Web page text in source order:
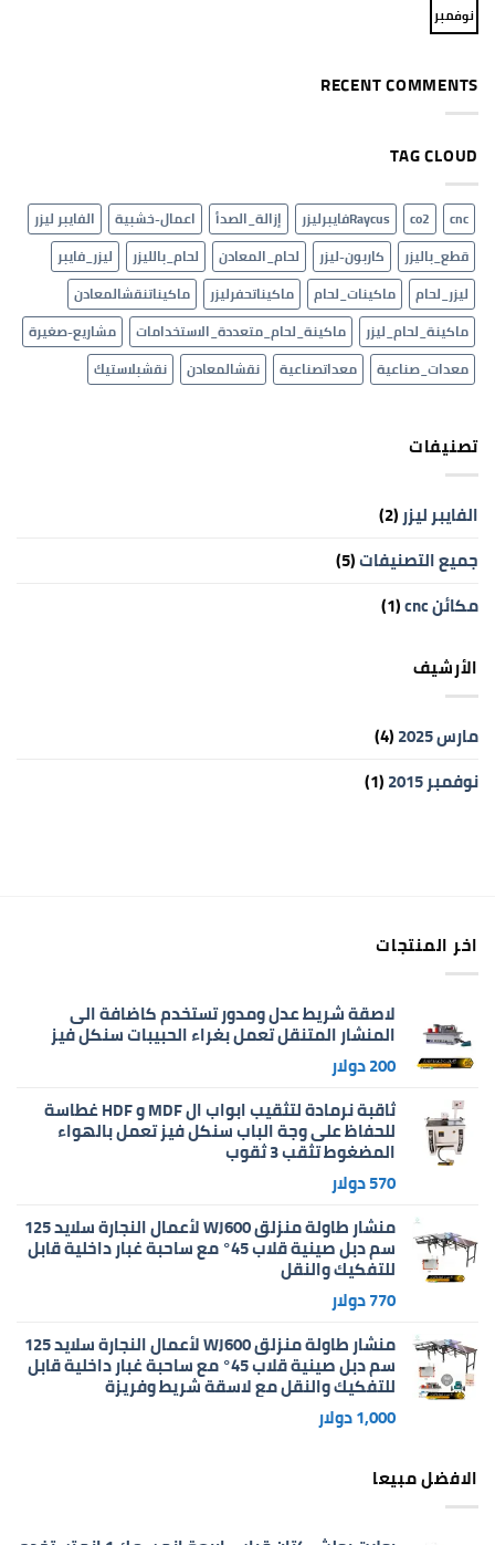
الاكرلك
والخامات
نوفمبر
شركة
RECENT COMMENTS
TAG CLOUD
cnc
co2 Raycusفايبرليزر إزالة_الصدأ اعمال-خشبية
الفايبر ليزر
قطع_باليزر
كاربون-ليزر لحام_المعادن لحام_بالليزر
ليزر_فايبر
ليزر_لحام
ماكينات_لحام ماكيناتحفرليزر
ماكيناتنقشالمعادن
ماكينة_لحام_ليزر
ماكينة_لحام_متعددة_الاستخدامات
مشاريع-صغيرة
معدات_صناعية
معداتصناعية نقشالمعادن نقشبلاستيك
تصنيفات
الفايبر ليزر(2)
جميع التصنيفات(5)
مكائن cnc
(1)
الأرشيف
مارس 2025
(4)
نوفمبر 2015
(1)
اخر المنتجات
لاصقة شريط عدل ومدور تستخدم كاضافة الى
المنشار المتنقل تعمل بغراء الحبيبات سنكل فيز
200دولار
ثاقبة نرمادة لتثقيب ابواب ال MDF و HDF غطاسة
للحفاظ على وجة الباب سنكل فيز تعمل بالهواء
المضغوط تثقب 3 ثقوب
570دولار
منشار طاولة منزلق WJ600 لأعمال النجارة سلايد 125
سم دبل صينية قلاب 45° مع ساحبة غبار داخلية قابل
للتفكيك والنقل
770دولار
منشار طاولة منزلق WJ600 لأعمال النجارة سلايد 125
سم دبل صينية قلاب 45° مع ساحبة غبار داخلية قابل
للتفكيك والنقل مع لاسقة شريط وفريزة
1,000دولار
الافضل مبيعا